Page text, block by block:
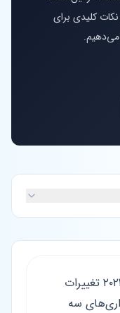
کلیدی برای
می‌دهیم.
دنیای دکوراسیون داخلی در سال ۲۰۲۴ تغییرات
سه